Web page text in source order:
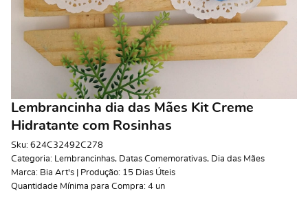
Lembrancinha dia das Mães Kit Creme
Hidratante com Rosinhas
Sku: 624C32492C278
Categoria: Lembrancinhas, Datas Comemorativas, Dia das Mães
Marca: Bia Art's | Produção: 15 Dias Úteis
Quantidade Mínima para Compra: 4 un